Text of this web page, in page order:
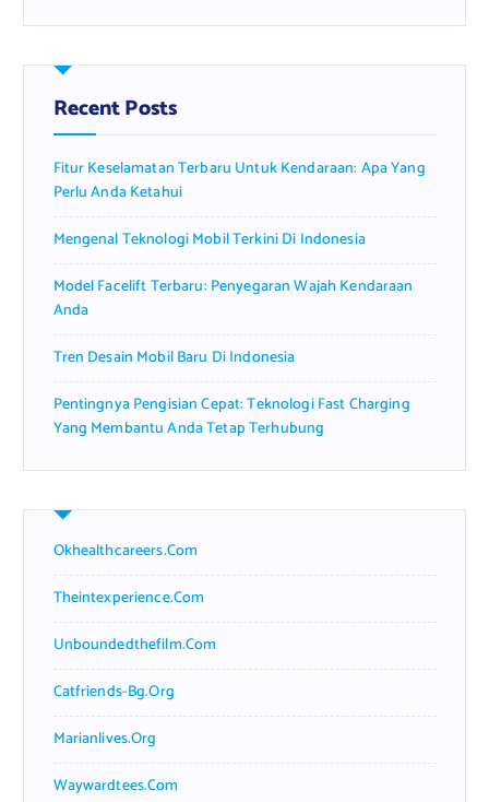
r
h
f
o
:
Recent Posts
Fitur Keselamatan Terbaru Untuk Kendaraan: Apa Yang
Perlu Anda Ketahui
Mengenal Teknologi Mobil Terkini Di Indonesia
Model Facelift Terbaru: Penyegaran Wajah Kendaraan
Anda
Tren Desain Mobil Baru Di Indonesia
Pentingnya Pengisian Cepat: Teknologi Fast Charging
Yang Membantu Anda Tetap Terhubung
Okhealthcareers.com
Theintexperience.com
Unboundedthefilm.com
Catfriends-Bg.org
Marianlives.org
Waywardtees.com